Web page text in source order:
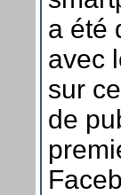
a été
avec
sur
de